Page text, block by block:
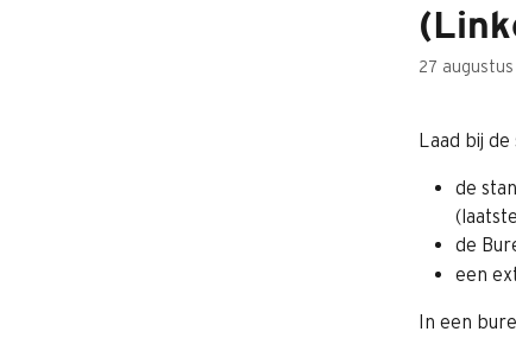
27
Laad bij
de
de
een
In een